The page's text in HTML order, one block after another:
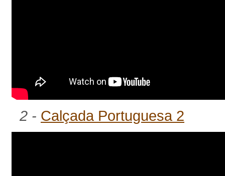
2 - Calçada Portuguesa 2